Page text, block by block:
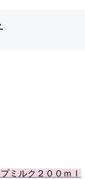
ミルク２００ｍｌ